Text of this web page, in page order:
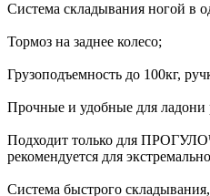
Система складывания ногой в
Тормоз на заднее колесо;
Грузоподъемность до 100кг,
Прочные и удобные для
Подходит только для
рекомендуется для
Система быстрого